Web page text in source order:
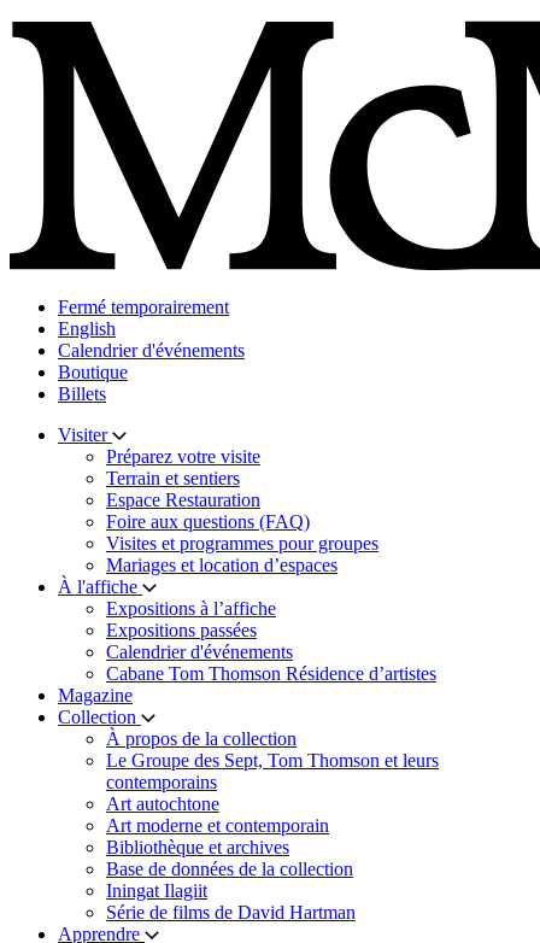
Skip
to
content
Fermé temporairement
English
Calendrier d'événements
Boutique
Billets
Visiter
Préparez votre visite
Terrain et sentiers
Espace Restauration
Foire aux questions (FAQ)
Visites et programmes pour groupes
Mariages et location d’espaces
À l'affiche
Expositions à l’affiche
Expositions passées
Calendrier d'événements
Cabane Tom Thomson Résidence d’artistes
Magazine
Collection
À propos de la collection
Le Groupe des Sept, Tom Thomson et leurs
contemporains
Art autochtone
Art moderne et contemporain
Bibliothèque et archives
Base de données de la collection
Iningat Ilagiit
Série de films de David Hartman
Apprendre